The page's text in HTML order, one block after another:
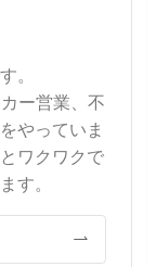
。
ー営業、不
やっていま
ワクワクで
す。